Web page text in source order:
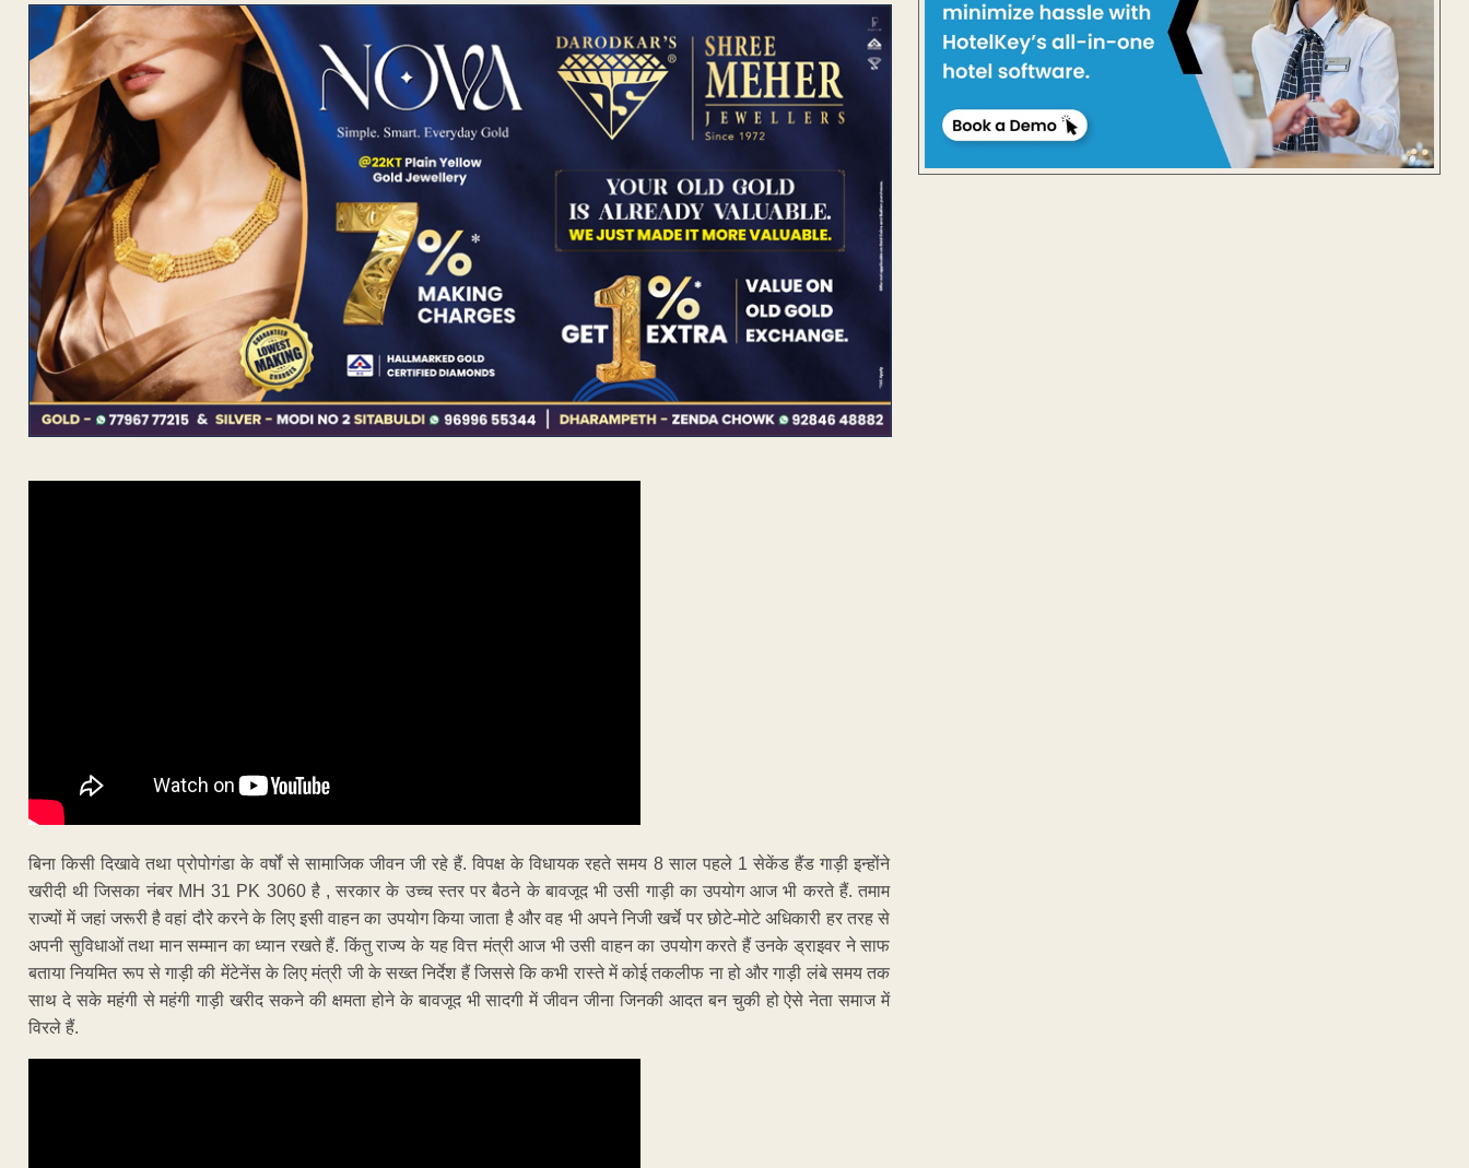
बिना किसी दिखावे तथा प्रोपोगंडा के वर्षों से सामाजिक जीवन जी रहे हैं. विपक्ष के विधायक रहते समय 8 साल पहले 1 सेकेंड हैंड गाड़ी इन्होंने
खरीदी थी जिसका नंबर MH 31 PK 3060 है , सरकार के उच्च स्तर पर बैठने के बावजूद भी उसी गाड़ी का उपयोग आज भी करते हैं. तमाम
राज्यों में जहां जरूरी है वहां दौरे करने के लिए इसी वाहन का उपयोग किया जाता है और वह भी अपने निजी खर्चे पर छोटे-मोटे अधिकारी हर तरह से
अपनी सुविधाओं तथा मान सम्मान का ध्यान रखते हैं. किंतु राज्य के यह वित्त मंत्री आज भी उसी वाहन का उपयोग करते हैं उनके ड्राइवर ने साफ
बताया नियमित रूप से गाड़ी की मेंटेनेंस के लिए मंत्री जी के सख्त निर्देश हैं जिससे कि कभी रास्ते में कोई तकलीफ ना हो और गाड़ी लंबे समय तक
साथ दे सके महंगी से महंगी गाड़ी खरीद सकने की क्षमता होने के बावजूद भी सादगी में जीवन जीना जिनकी आदत बन चुकी हो ऐसे नेता समाज में
विरले हैं.